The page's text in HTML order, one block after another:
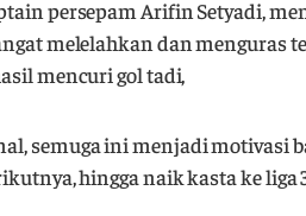
persepam Arifin Setyadi,
melelahkan dan menguras
mencuri gol tadi,
semuga ini menjadi motivasi
hingga naik kasta ke liga